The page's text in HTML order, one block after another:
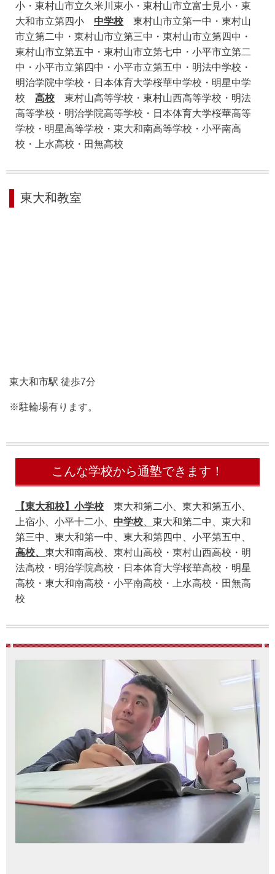
小・東村山市立久米川東小・東村山市立富士見小・東
大和市立第四小 中学校 東村山市立第一中・東村山
市立第二中・東村山市立第三中・東村山市立第四中・
東村山市立第五中・東村山市立第七中・小平市立第二
中・小平市立第四中・小平市立第五中・明法中学校・
明治学院中学校・日本体育大学桜華中学校・明星中学
校 高校 東村山高等学校・東村山西高等学校・明法
高等学校・明治学院高等学校・日本体育大学桜華高等
学校・明星高等学校・東大和南高等学校・小平南高
校・上水高校・田無高校
東大和教室
東大和市駅 徒歩7分
※駐輪場有ります。
こんな学校から通塾できます！
【東大和校】小学校
東大和第二小、東大和第五小、
上宿小、小平十二小、 中学校
東大和第二中、東大和
第三中、東大和第一中、東大和第四中、小平第五中、
高校、 東大和南高校、 東村山高校・東村山西高校・明
法高校・明治学院高校・日本体育大学桜華高校・明星
高校・東大和南高校・小平南高校・上水高校・田無高
校